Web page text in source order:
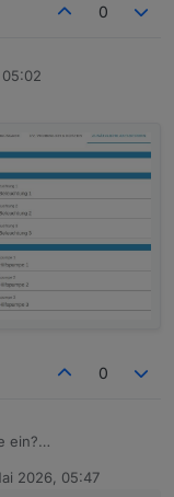
0
0
ein?
2026, 05:47